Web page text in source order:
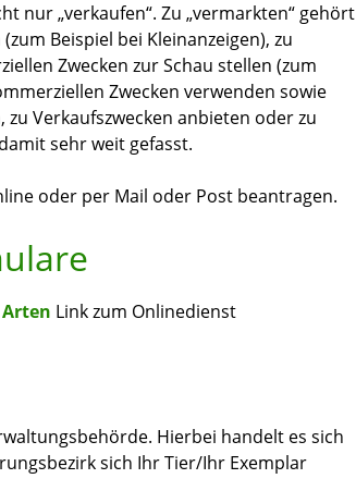
nur „verkaufen“. Zu „vermarkten“ gehört
zum Beispiel bei Kleinanzeigen), zu
Zwecken zur Schau stellen (zum
Zwecken verwenden sowie
Verkaufszwecken anbieten oder zu
sehr weit gefasst.
oder per Mail oder Post beantragen.
Link zum Onlinedienst
Hierbei handelt es sich
sich Ihr Tier/Ihr Exemplar